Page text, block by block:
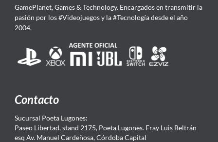
GamePlanet, Games & Technology. Encargados en transmitir la
pasión por los #Videojuegos y la #Tecnología desde el año
2004.
Contacto
Sucursal Poeta Lugones:
Paseo Libertad, stand 2175, Poeta Lugones. Fray Luis Beltrán
esq Av. Manuel Cardeñosa, Córdoba Capital